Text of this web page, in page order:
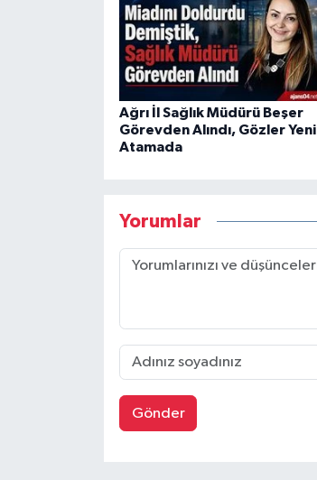
Ağrı İl Sağlık Müdürü Beşer
Görevden Alındı, Gözler Yeni
Atamada
Yorumlar
Gönder